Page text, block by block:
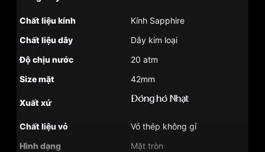
Chất liệu kính
Kính Sapphire
Chất liệu dây
Dây kim loại
Độ chịu nước
20 atm
Size mặt
42mm
Xuất xứ Đồng hồ Nhật
Chất liệu vỏ
Vỏ thép không gỉ
Hình dạng
Mặt tròn